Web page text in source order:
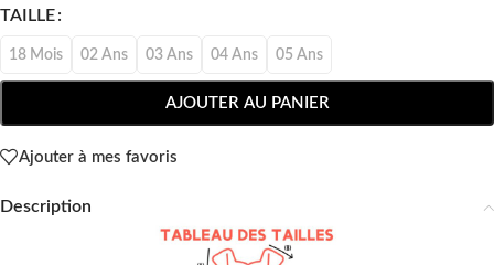
TAILLE
18 Mois 02 Ans 03 Ans 04 Ans 05 Ans
AJOUTER AU PANIER
Ajouter à mes favoris
Description